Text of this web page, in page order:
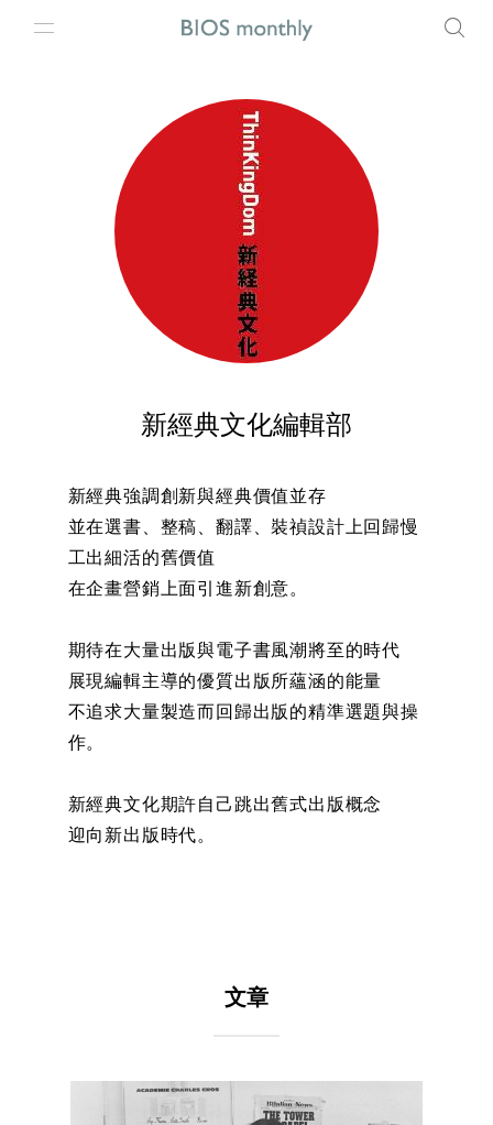
新經典文化編輯部
新經典強調創新與經典價值並存
並在選書、整稿、翻譯、裝禎設計上回歸慢
工出細活的舊價值
在企畫營銷上面引進新創意。
期待在大量出版與電子書風潮將至的時代
展現編輯主導的優質出版所蘊涵的能量
不追求大量製造而回歸出版的精準選題與操
作。
新經典文化期許自己跳出舊式出版概念
迎向新出版時代。
文章